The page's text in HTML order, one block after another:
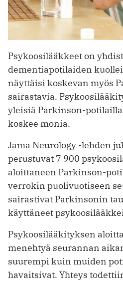
Psykoosilääkkeet on
dementiapotilaiden
näyttäisi koskevan myös
sairastavia.
yleisiä Parkinson-
koskee monia.
Jama Neurology -lehden
perustuvat 7 900
aloittaneen Parkinson-
verrokin puolivuotiseen
sairastivat Parkinsonin
käyttäneet
Psykoosilääkityksen
menehtyä seurannan
suurempi kuin muiden
havaitsivat. Yhteys